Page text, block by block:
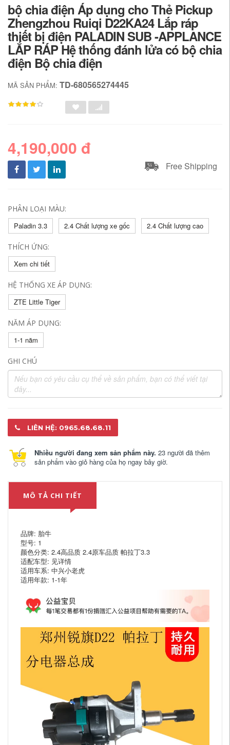
bộ chia điện Áp dụng cho Thẻ Pickup
Zhengzhou Ruiqi D22KA24 Lắp ráp
thiết bị điện PALADIN SUB -APPLANCE
LẮP RÁP Hệ thống đánh lửa có bộ chia
điện Bộ chia điện
MÃ SẢN PHẨM: TD-680565274445
4,190,000 đ
Free Shipping
PHÂN LOẠI MÀU:
Paladin 3.3
2.4 Chất lượng xe gốc 2.4 Chất lượng cao
THÍCH ỨNG:
Xem chi tiết
HỆ THỐNG XE ÁP DỤNG:
ZTE Little Tiger
NĂM ÁP DỤNG:
1-1 năm
GHI CHÚ
LIÊN HỆ: 0965.68.68.11
Nhiều người đang xem sản phẩm này. 23 người đã thêm
sản phẩm vào giỏ hàng của họ ngay bây giờ.
MÔ TẢ CHI TIẾT
品牌: 胎牛
型号: 1
颜色分类: 2.4高品质 2.4原车品质 帕拉丁3.3
适配车型: 见详情
适用车系: 中兴小老虎
适用年款: 1-1年